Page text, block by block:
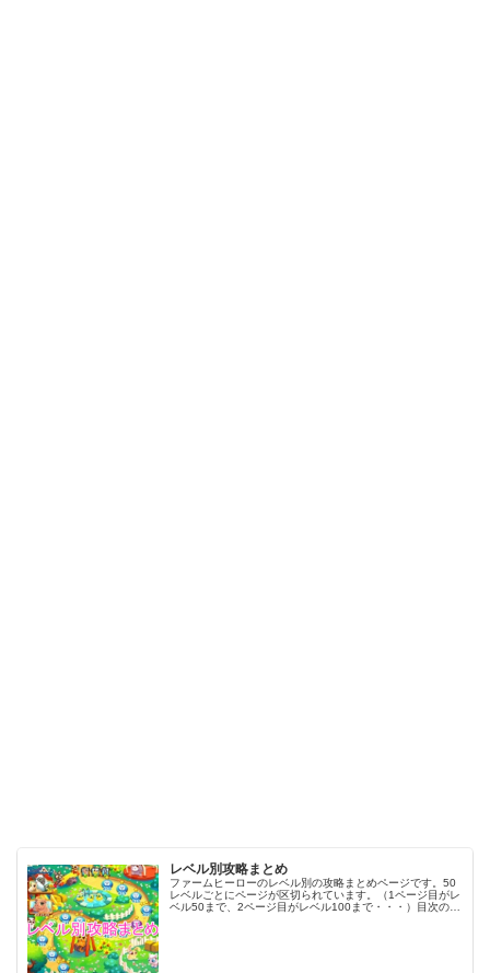
レベル別攻略まとめ
ファームヒーローのレベル別の攻略まとめページです。50
レベルごとにページが区切られています。（1ページ目がレ
ベル50まで、2ページ目がレベル100まで・・・）目次のリ